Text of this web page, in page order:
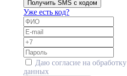
Получить SMS с кодом
Уже есть код?
Даю согласие на обработку
данных